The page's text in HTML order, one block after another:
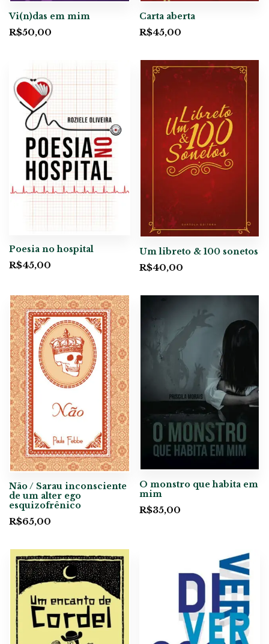
Vi(n)das em mim
R$50,00
Carta aberta
R$45,00
Poesia no hospital
R$45,00
Um libreto & 100 sonetos
R$40,00
Não / Sarau inconsciente
de um alter ego
esquizofrênico
R$65,00
O monstro que habita em
mim
R$35,00